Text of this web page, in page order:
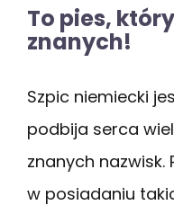
To pies,
znanych!
Szpic niemiecki
podbija serca
znanych nazwisk.
w posiadaniu